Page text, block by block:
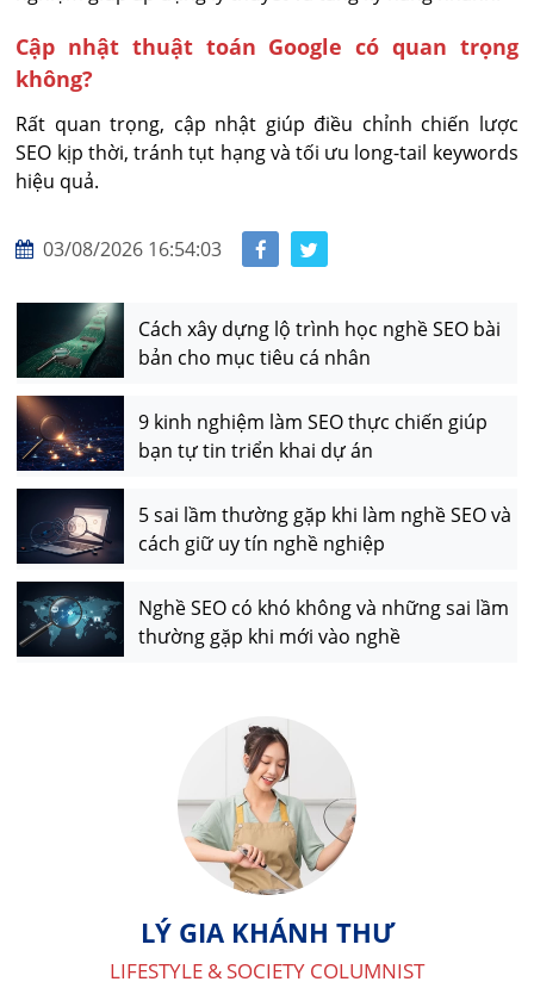
Cập nhật thuật toán Google có quan trọng
không?
Rất quan trọng, cập nhật giúp điều chỉnh chiến lược
SEO kịp thời, tránh tụt hạng và tối ưu long-tail keywords
hiệu quả.
03/08/2026 16:54:03
Cách xây dựng lộ trình học nghề SEO bài
bản cho mục tiêu cá nhân
9 kinh nghiệm làm SEO thực chiến giúp
bạn tự tin triển khai dự án
5 sai lầm thường gặp khi làm nghề SEO và
cách giữ uy tín nghề nghiệp
Nghề SEO có khó không và những sai lầm
thường gặp khi mới vào nghề
LÝ GIA KHÁNH THƯ
LIFESTYLE & SOCIETY COLUMNIST